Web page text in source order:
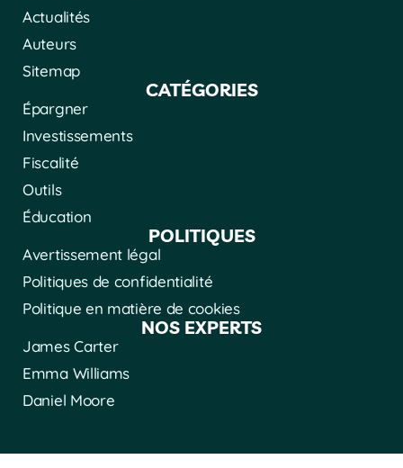
Actualités
Auteurs
Sitemap
CATÉGORIES
Épargner
Investissements
Fiscalité
Outils
Éducation
POLITIQUES
Avertissement légal
Politiques de confidentialité
Politique en matière de cookies
NOS EXPERTS
James Carter
Emma Williams
Daniel Moore